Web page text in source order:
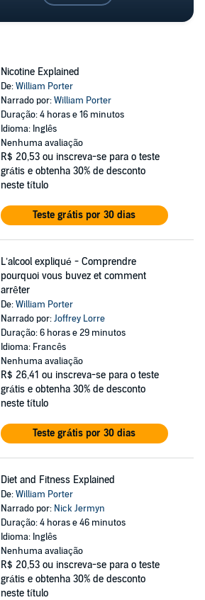
Nicotine Explained
De:William Porter
Narrado por:William Porter
Duração: 4 horas e 16 minutos
Idioma: Inglês
Nenhuma avaliação
R$ 20,53 ou inscreva-se para o teste
grátis e obtenha 30% de desconto
neste título
Teste grátis por 30 dias
L’alcool expliqué - Comprendre
pourquoi vous buvez et comment
arrêter
De:William Porter
Narrado por:Joffrey Lorre
Duração: 6 horas e 29 minutos
Idioma: Francês
Nenhuma avaliação
R$ 26,41 ou inscreva-se para o teste
grátis e obtenha 30% de desconto
neste título
Teste grátis por 30 dias
Diet and Fitness Explained
De:William Porter
Narrado por: Nick Jermyn
Duração: 4 horas e 46 minutos
Idioma: Inglês
Nenhuma avaliação
R$ 20,53 ou inscreva-se para o teste
grátis e obtenha 30% de desconto
neste título